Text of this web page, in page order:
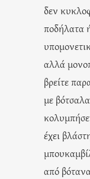
δεν
ποδήλατα
αλλά
βρείτε
με
έχει
από